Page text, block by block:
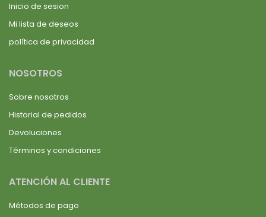
Inicio de sesion
Mi lista de deseos
política de privacidad
NOSOTROS
Sobre nosotros
Historial de pedidos
Devoluciones
Términos y condiciones
ATENCIÓN AL CLIENTE
Métodos de pago